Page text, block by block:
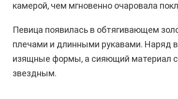
камерой, чем мгновенно очаровала
Певица появилась в обтягивающем
плечами и длинными рукавами. Наряд
изящные формы, а сияющий материал
звездным.